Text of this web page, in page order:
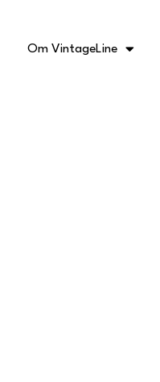
Om VintageLine